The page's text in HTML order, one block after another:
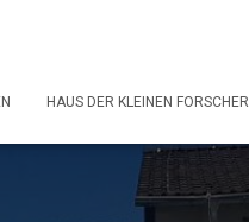
HAUS DER KLEINEN FORSCHER